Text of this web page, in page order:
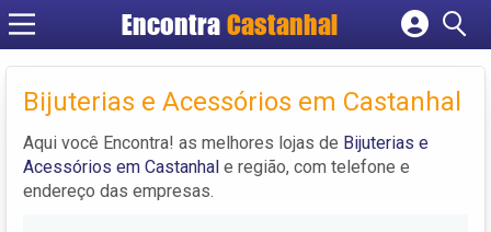
EncontraCastanhal
Cadastrar empresa
Criar conta
Bijuterias e Acessórios em Castanhal
Aqui você Encontra! as melhores lojas de Bijuterias e
Acessórios em Castanhal e região, com telefone e
endereço das empresas.